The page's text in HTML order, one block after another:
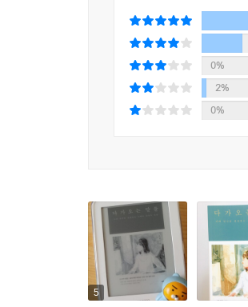
모습을 보여준다. 그 과정에
제대로 만나본 적 없는 새로
“편견, 무지, 둔감함은 지식
때문이다. 타인의 입장에 서
평소 잘 보이지 않는, 세상
페이지에 밑줄 긋게 하는
글쓰기의 정수를 보여준다.
0%
2%
0%
5